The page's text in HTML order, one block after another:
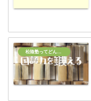
松陰塾ってどんな塾？